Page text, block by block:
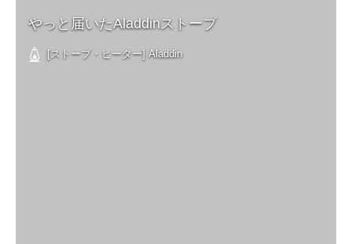
やっと届いたAladdinストーブ
[ストーブ・ヒーター] Aladdin